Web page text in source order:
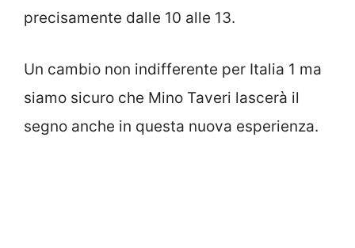
precisamente dalle 10 alle 13.
Un cambio non indifferente per Italia 1 ma
siamo sicuro che Mino Taveri lascerà il
segno anche in questa nuova esperienza.